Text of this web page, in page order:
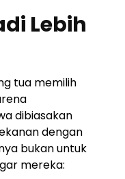
Lebih
tua memilih
dibiasakan
dengan
bukan untuk
mereka: